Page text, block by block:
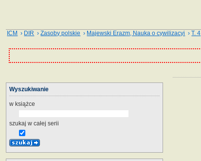
ICM › DIR ›Zasoby polskie › Majewski Erazm, Nauka o cywilizacyi ›T. 4
Wyszukiwanie
w książce
szukaj w całej serii